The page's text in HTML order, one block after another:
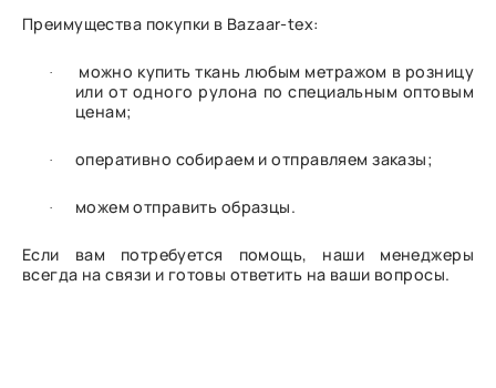
Преимущества покупки в Bazaar-tex:
·
можно купить ткань любым метражом в розницу
или от одного рулона по специальным оптовым
ценам;
· оперативно собираем и отправляем заказы;
· можем отправить образцы.
Если вам потребуется помощь, наши менеджеры
всегда на связи и готовы ответить на ваши вопросы.